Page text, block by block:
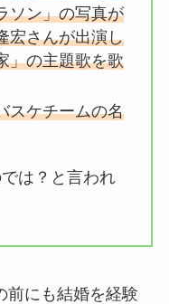
ソン」の写真が
宏さんが出演し
」の主題歌を歌
スケチームの名
は？と言われ
前にも結婚を経験